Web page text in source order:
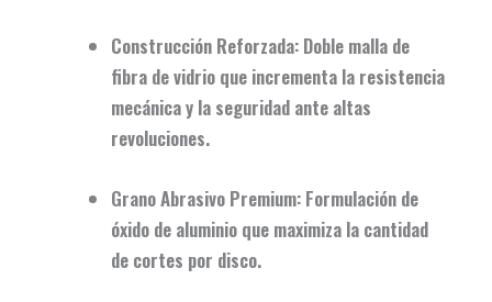
Construcción Reforzada: Doble malla de
fibra de vidrio que incrementa la resistencia
mecánica y la seguridad ante altas
revoluciones.
Grano Abrasivo Premium: Formulación de
óxido de aluminio que maximiza la cantidad
de cortes por disco.